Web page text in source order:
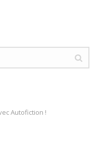
Autofiction !